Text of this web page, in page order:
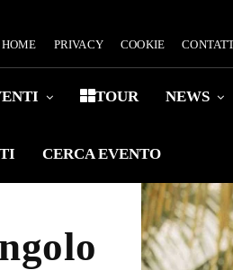
HOME PRIVACY COOKIE
TOUR NEWS
CERCA EVENTO